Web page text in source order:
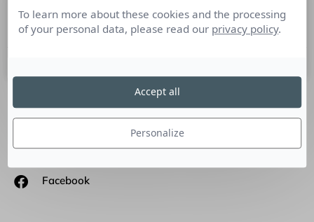
dites-nous pourquoi avoir choisi cette profession ?
SUIVEZ-NOUS
Linkedin
Facebook
To learn more about these cookies and the processing
of your personal data, please read our privacy policy.
Personalize
Accept all